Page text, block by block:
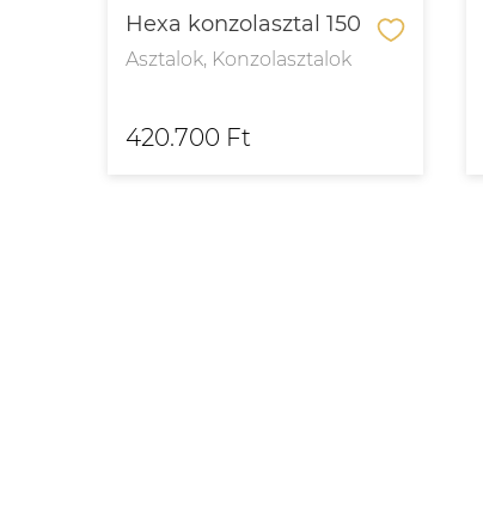
Hexa konzolasztal 150
Asztalok, Konzolasztalok
420.700 Ft